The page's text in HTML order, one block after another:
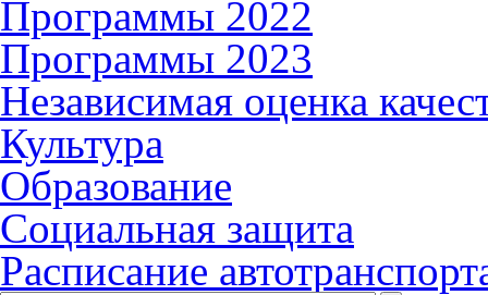
Программы 2022
Программы 2023
Независимая оценка
Культура
Образование
Социальная защита
Расписание